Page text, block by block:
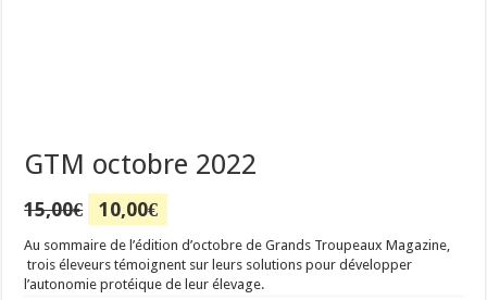
GTM octobre 2022
15,00€
Le
prix
initial
était :
15,00€.
10,00€
prix
actuel
est :
10,00€.
Au sommaire de l’édition d’octobre de Grands Troupeaux Magazine,
trois éleveurs témoignent sur leurs solutions pour développer
l’autonomie protéique de leur élevage.